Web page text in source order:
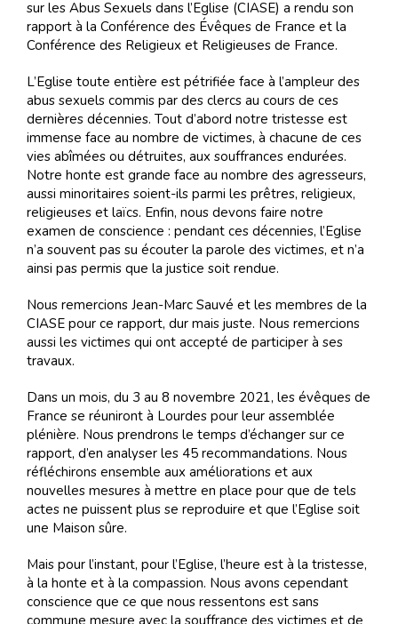
sur les Abus Sexuels dans l’Eglise (CIASE) a rendu son
rapport à la Conférence des Évêques de France et la
Conférence des Religieux et Religieuses de France.
L’Eglise toute entière est pétrifiée face à l’ampleur des
abus sexuels commis par des clercs au cours de ces
dernières décennies. Tout d’abord notre tristesse est
immense face au nombre de victimes, à chacune de ces
vies abîmées ou détruites, aux souffrances endurées.
Notre honte est grande face au nombre des agresseurs,
aussi minoritaires soient-ils parmi les prêtres, religieux,
religieuses et laïcs. Enfin, nous devons faire notre
examen de conscience : pendant ces décennies, l’Eglise
n’a souvent pas su écouter la parole des victimes, et n’a
ainsi pas permis que la justice soit rendue.
Nous remercions Jean-Marc Sauvé et les membres de la
CIASE pour ce rapport, dur mais juste. Nous remercions
aussi les victimes qui ont accepté de participer à ses
travaux.
Dans un mois, du 3 au 8 novembre 2021, les évêques de
France se réuniront à Lourdes pour leur assemblée
plénière. Nous prendrons le temps d’échanger sur ce
rapport, d’en analyser les 45 recommandations. Nous
réfléchirons ensemble aux améliorations et aux
nouvelles mesures à mettre en place pour que de tels
actes ne puissent plus se reproduire et que l’Eglise soit
une Maison sûre.
Mais pour l’instant, pour l’Eglise, l’heure est à la tristesse,
à la honte et à la compassion. Nous avons cependant
conscience que ce que nous ressentons est sans